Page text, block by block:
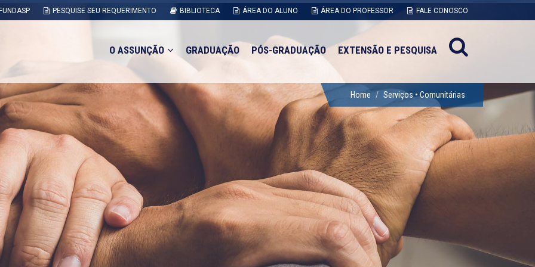
PESQUISE SEU REQUERIMENTO BIBLIOTECA ÁREA DO ALUNO ÁREA DO PROFESSOR FALE CONOSCO
O ASSUNÇÃO GRADUAÇÃO PÓS-GRADUAÇÃO EXTENSÃO E PESQUISA
Home Serviços • Comunitárias